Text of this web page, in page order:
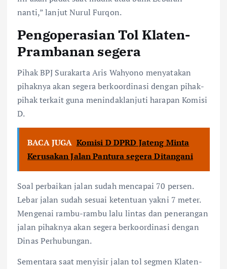
nanti,” lanjut Nurul Furqon.
Pengoperasian Tol Klaten-
Prambanan segera
Pihak BPJ Surakarta Aris Wahyono menyatakan
pihaknya akan segera berkoordinasi dengan pihak-
pihak terkait guna menindaklanjuti harapan Komisi
D.
BACA JUGA Komisi D DPRD Jateng Minta
Kerusakan Jalan Pantura segera Ditangani
Soal perbaikan jalan sudah mencapai 70 persen.
Lebar jalan sudah sesuai ketentuan yakni 7 meter.
Mengenai rambu-rambu lalu lintas dan penerangan
jalan pihaknya akan segera berkoordinasi dengan
Dinas Perhubungan.
Sementara saat menyisir jalan tol segmen Klaten-